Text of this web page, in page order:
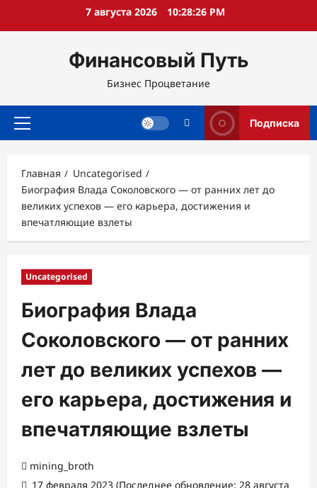
7 августа 2026 10:28:27 PM
Финансовый Путь
Бизнес Процветание
Основное
Подписка
Главная
Uncategorised
Биография Влада Соколовского — от ранних лет до
великих успехов — его карьера, достижения и
впечатляющие взлеты
Uncategorised
Биография Влада
Соколовского — от ранних
лет до великих успехов —
его карьера, достижения и
впечатляющие взлеты
mining_broth
17 февраля 2023 (Последнее обновление: 28 августа